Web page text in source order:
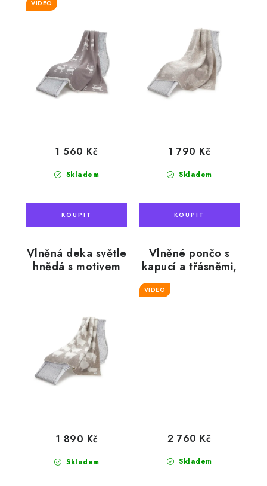
140 x 190 cm
VIDEO
Skladem
1 560 Kč
Skladem
1 790 Kč
Vlněná deka světle
hnědá s motivem
Skladem
1 890 Kč
Vlněné pončo s
kapucí a třásněmi,
kárované
VIDEO
Skladem
2 760 Kč